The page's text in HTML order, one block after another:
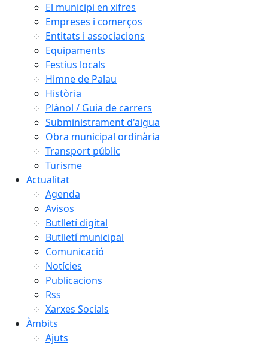
El municipi en xifres
Empreses i comerços
Entitats i associacions
Equipaments
Festius locals
Himne de Palau
Història
Plànol / Guia de carrers
Subministrament d'aigua
Obra municipal ordinària
Transport públic
Turisme
Actualitat
Agenda
Avisos
Butlletí digital
Butlletí municipal
Comunicació
Notícies
Publicacions
Rss
Xarxes Socials
Àmbits
Ajuts